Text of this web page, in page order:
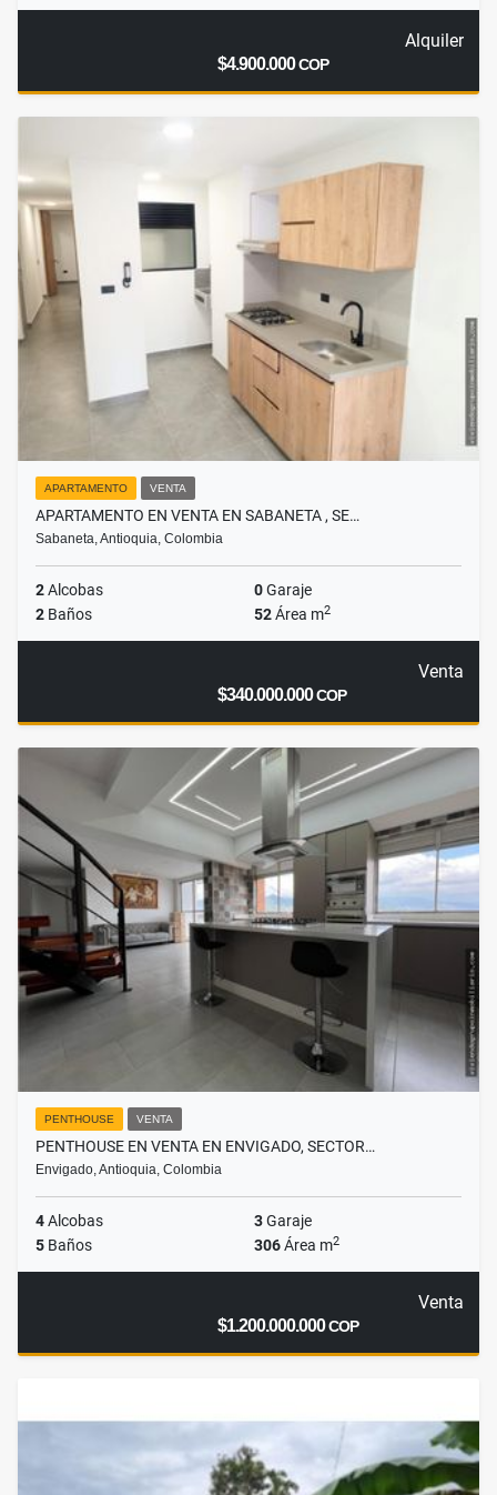
Alquiler
$4.900.000COP
APARTAMENTO VENTA
APARTAMENTO EN VENTA EN SABANETA , SE…
Sabaneta, Antioquia, Colombia
2Alcobas 0Garaje
2 Baños 52Área m2
Venta
$340.000.000COP
PENTHOUSE VENTA
PENTHOUSE EN VENTA EN ENVIGADO, SECTOR…
Envigado, Antioquia, Colombia
4Alcobas 3Garaje
5 Baños 306Área m2
Venta
$1.200.000.000COP